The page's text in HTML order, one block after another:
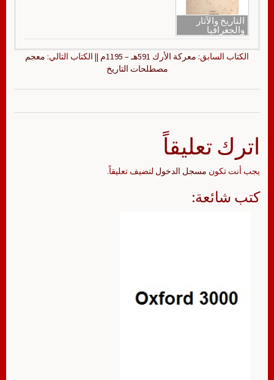
التاريخ والآثار
والجغرافيا
الكتاب السابق: معركة الأرك 591هـ – 1195م || الكتاب التالي: معجم
مصطلحات التاريخ
اترك تعليقاً
يجب أنت تكون مسجل الدخول لتضيف تعليقاً.
كتب شائعة: